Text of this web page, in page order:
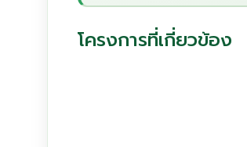
โครงการที่เกี่ยวข้อง